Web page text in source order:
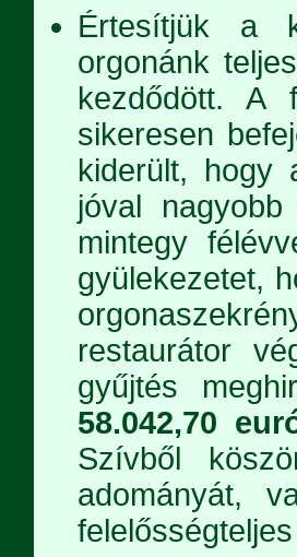
Értesítjük a
orgonánk
kezdődött. A
sikeresen
kiderült, hogy
jóval
mintegy
gyülekezetet,
restaurátor
gyűjtés
58.042,70
Szívből
adományát,